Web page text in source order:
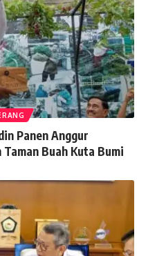
Panen Anggur
Buah Kuta Bumi